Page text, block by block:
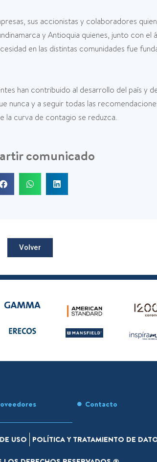
sus accionistas y colaboradores
y Antioquia quienes, junto con el
en las distintas comunidades fue
han contribuido al desarrollo del país y
nunca y a seguir todas las
la curva de contagio se reduzca.
comunicado
Volver
Contacto
USO POLÍTICA Y TRATAMIENTO DE